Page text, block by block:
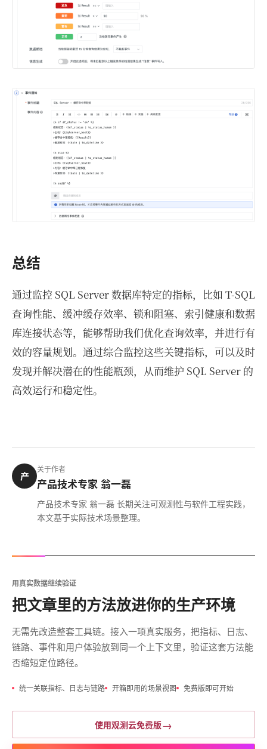
总结
通过监控 SQL Server 数据库特定的指标，比如 T-SQL
查询性能、缓冲缓存效率、锁和阻塞、索引健康和数据
库连接状态等，能够帮助我们优化查询效率，并进行有
效的容量规划。通过综合监控这些关键指标，可以及时
发现并解决潜在的性能瓶颈，从而维护 SQL Server 的
高效运行和稳定性。
产
关于作者
产品技术专家 翁一磊
产品技术专家 翁一磊 长期关注可观测性与软件工程实践，
本文基于实际技术场景整理。
用真实数据继续验证
把文章里的方法放进你的生产环境
无需先改造整套工具链。接入一项真实服务，把指标、日志、
链路、事件和用户体验放到同一个上下文里，验证这套方法能
否缩短定位路径。
统一关联指标、日志与链路 开箱即用的场景视图 免费版即可开始
使用观测云免费版→